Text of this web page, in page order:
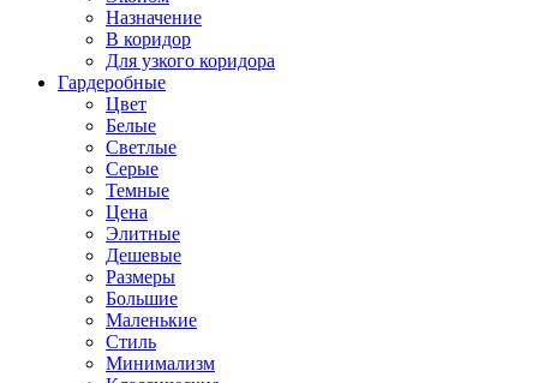
Назначение
В коридор
Для узкого коридора
Гардеробные
Цвет
Белые
Светлые
Серые
Темные
Цена
Элитные
Дешевые
Размеры
Большие
Маленькие
Стиль
Минимализм